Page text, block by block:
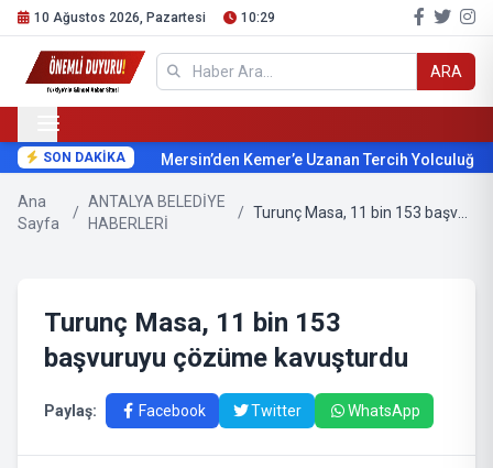
10 Ağustos 2026, Pazartesi 10:29
ARA
SON DAKİKA Mersin’den Kemer’e Uzanan Tercih Yolculuğu
Ana
Sayfa
/
ANTALYA BELEDİYE
HABERLERİ
/ Turunç Masa, 11 bin 153 başvuruyu çözüme kavuşturdu
Turunç Masa, 11 bin 153
başvuruyu çözüme kavuşturdu
Paylaş: Facebook Twitter WhatsApp